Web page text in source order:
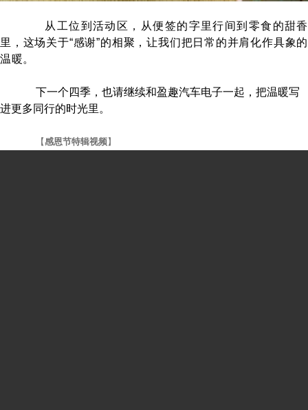
从工位到活动区，从便签的字里行间到零食的甜香
里，这场关于“感谢”的相聚，让我们把日常的并肩化作具象的
温暖。
下一个四季，也请继续和盈趣汽车电子一起，把温暖写
进更多同行的时光里。
【感恩节特辑视频】